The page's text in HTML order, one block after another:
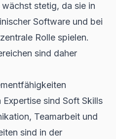
stetig, da sie in
Software und bei
Rolle spielen.
sind daher
sind Soft Skills
Teamarbeit und
sind in der